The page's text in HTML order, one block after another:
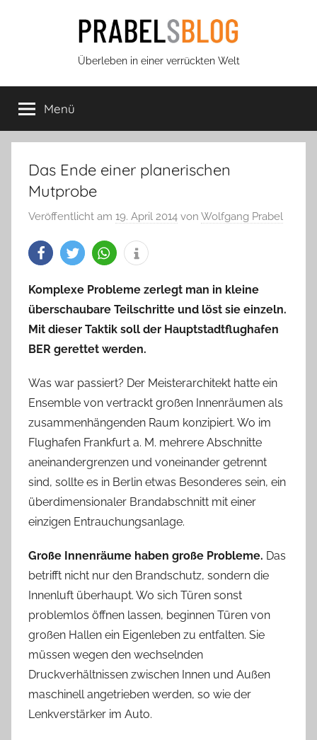
Prabels
Blog
Überleben in einer verrückten Welt
Menü
Das Ende einer planerischen
Mutprobe
Veröffentlicht am 19. April 2014 von Wolfgang Prabel
Komplexe Probleme zerlegt man in kleine
überschaubare Teilschritte und löst sie einzeln.
Mit dieser Taktik soll der Hauptstadtflughafen
BER gerettet werden.
Was war passiert? Der Meisterarchitekt hatte ein
Ensemble von vertrackt großen Innenräumen als
zusammenhängenden Raum konzipiert. Wo im
Flughafen Frankfurt a. M. mehrere Abschnitte
aneinandergrenzen und voneinander getrennt
sind, sollte es in Berlin etwas Besonderes sein, ein
überdimensionaler Brandabschnitt mit einer
einzigen Entrauchungsanlage.
Große Innenräume haben große Probleme. Das
betrifft nicht nur den Brandschutz, sondern die
Innenluft überhaupt. Wo sich Türen sonst
problemlos öffnen lassen, beginnen Türen von
großen Hallen ein Eigenleben zu entfalten. Sie
müssen wegen den wechselnden
Druckverhältnissen zwischen Innen und Außen
maschinell angetrieben werden, so wie der
Lenkverstärker im Auto.